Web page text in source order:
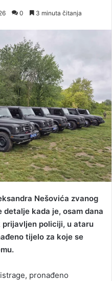
0 3 minuta čitanja
Nešovića zvanog
kada je, osam dana
policiji, u ataru
tijelo za koje se
pronađeno